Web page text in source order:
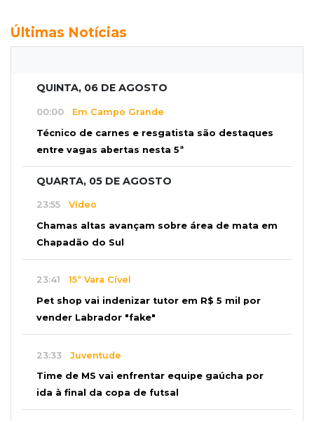
Últimas Notícias
QUINTA, 06 DE AGOSTO
00:00 Em Campo Grande
Técnico de carnes e resgatista são destaques
entre vagas abertas nesta 5ª
QUARTA, 05 DE AGOSTO
23:55 Vídeo
Chamas altas avançam sobre área de mata em
Chapadão do Sul
23:41 15ª Vara Cível
Pet shop vai indenizar tutor em R$ 5 mil por
vender Labrador "fake"
23:33 Juventude
Time de MS vai enfrentar equipe gaúcha por
ida à final da copa de futsal